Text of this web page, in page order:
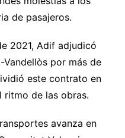
de pasajeros.
2021, Adif adjudicó
por más de
este contrato en
de las obras.
avanza en